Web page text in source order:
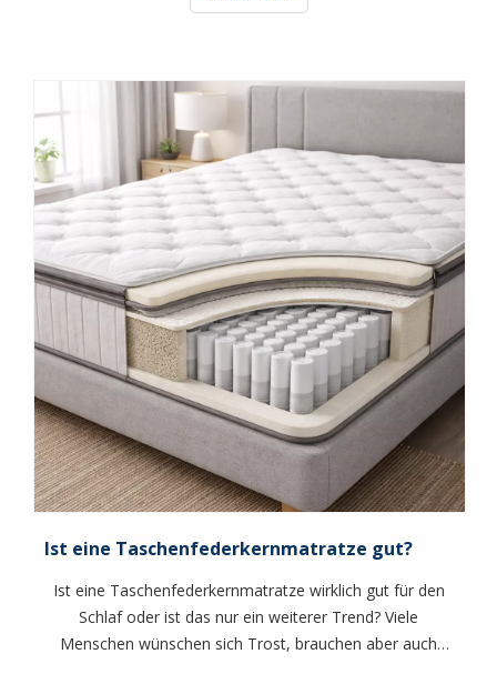
Ist eine Taschenfederkernmatratze gut?
Ist eine Taschenfederkernmatratze wirklich gut für den
Schlaf oder ist das nur ein weiterer Trend? Viele
Menschen wünschen sich Trost, brauchen aber auch